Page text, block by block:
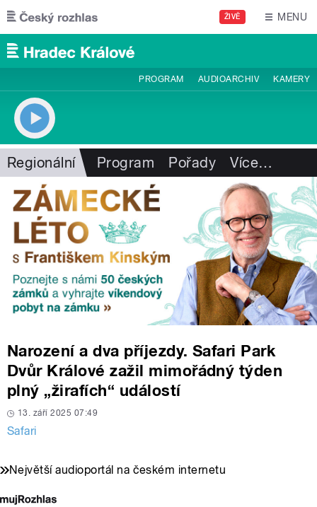
Přejít k hlavnímu obsahu
ŽIVĚ MENU
PROGRAM AUDIOARCHIV KAMERY
Regionální Program Pořady Více…
Narození a dva příjezdy. Safari Park
Dvůr Králové zažil mimořádný týden
plný „žirafích“ událostí
13. září 2025 07:49
Safari
Největší audioportál na českém internetu